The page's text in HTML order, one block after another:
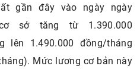
gần đây vào ngày ngày
sở tăng từ 1.390.000
lên 1.490.000 đồng/tháng
Mức lương cơ bản này